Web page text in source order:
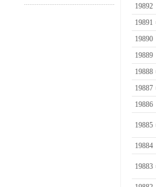
19892
19891
19890
19889
19888
19887
19886
19885
19884
19883